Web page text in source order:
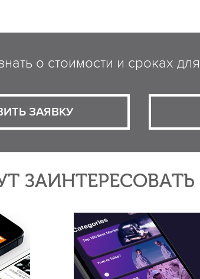
о стоимости и сроках
ЗАЯВКУ